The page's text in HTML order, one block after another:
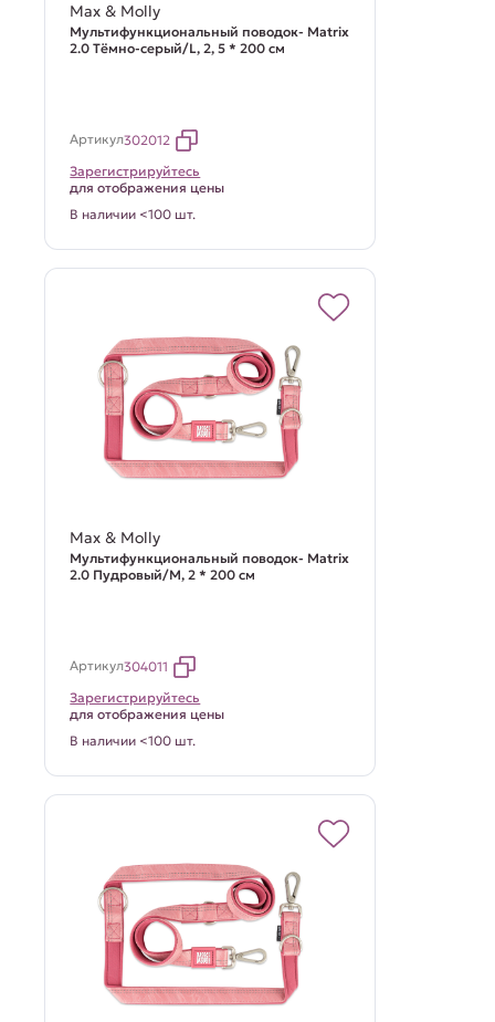
Max & Molly
Мультифункциональный поводок- Matrix
2.0 Тёмно-серый/L, 2, 5 * 200 см
Артикул302012
Зарегистрируйтесь
для отображения цены
В наличии <100 шт.
Max & Molly
Мультифункциональный поводок- Matrix
2.0 Пудровый/M, 2 * 200 см
Артикул304011
Зарегистрируйтесь
для отображения цены
В наличии <100 шт.